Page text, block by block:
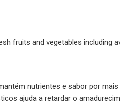
nutrientes e sabor por mais
ajuda a retardar o